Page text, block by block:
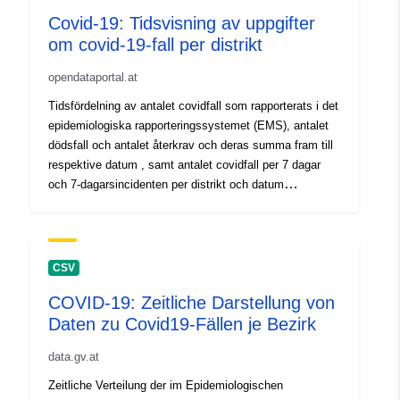
Covid-19: Tidsvisning av uppgifter
om covid-19-fall per distrikt
opendataportal.at
Tidsfördelning av antalet covidfall som rapporterats i det
epidemiologiska rapporteringssystemet (EMS), antalet
dödsfall och antalet återkrav och deras summa fram till
respektive datum , samt antalet covidfall per 7 dagar
och 7-dagarsincidenten per distrikt och datum
CSV
COVID-19: Zeitliche Darstellung von
Daten zu Covid19-Fällen je Bezirk
data.gv.at
Zeitliche Verteilung der im Epidemiologischen